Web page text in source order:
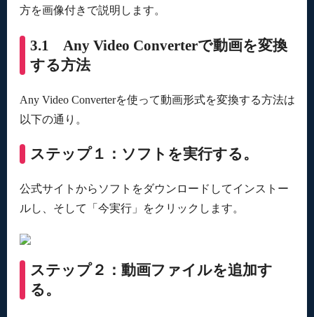
方を画像付きで説明します。
3.1 Any Video Converterで動画を変換
する方法
Any Video Converterを使って動画形式を変換する方法は
以下の通り。
ステップ１：ソフトを実行する。
公式サイトからソフトをダウンロードしてインストー
ルし、そして「今実行」をクリックします。
ステップ２：動画ファイルを追加す
る。